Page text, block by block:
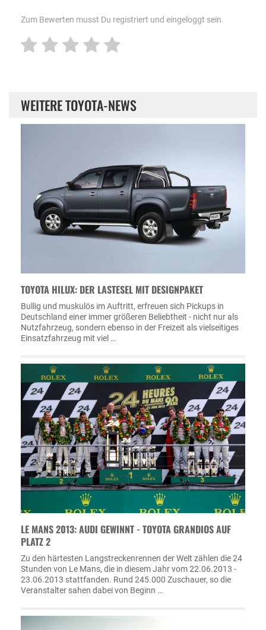
Zum Bewerten musst Du registriert und eingeloggt sein.
WEITERE TOYOTA-NEWS
TOYOTA HILUX: DER LASTESEL MIT DESIGNPAKET
Bullig und muskulös im Auftritt, erfreuen sich Pickups in
Deutschland einer immer größeren Beliebtheit - nicht nur als
Nutzfahrzeug, sondern ebenso in der Freizeit als vielseitiges
Einsatzfahrzeug mit viel …
LE MANS 2013: AUDI GEWINNT - TOYOTA GRANDIOS AUF
PLATZ 2
Zu den härtesten Langstreckenrennen der Welt zählen die 24
Stunden von Le Mans, die in diesem Jahr vom 22.06.2013 -
23.06.2013 stattfanden. Rund 245.000 Zuschauer, so die
Veranstalter sahen dabei von Beginn …